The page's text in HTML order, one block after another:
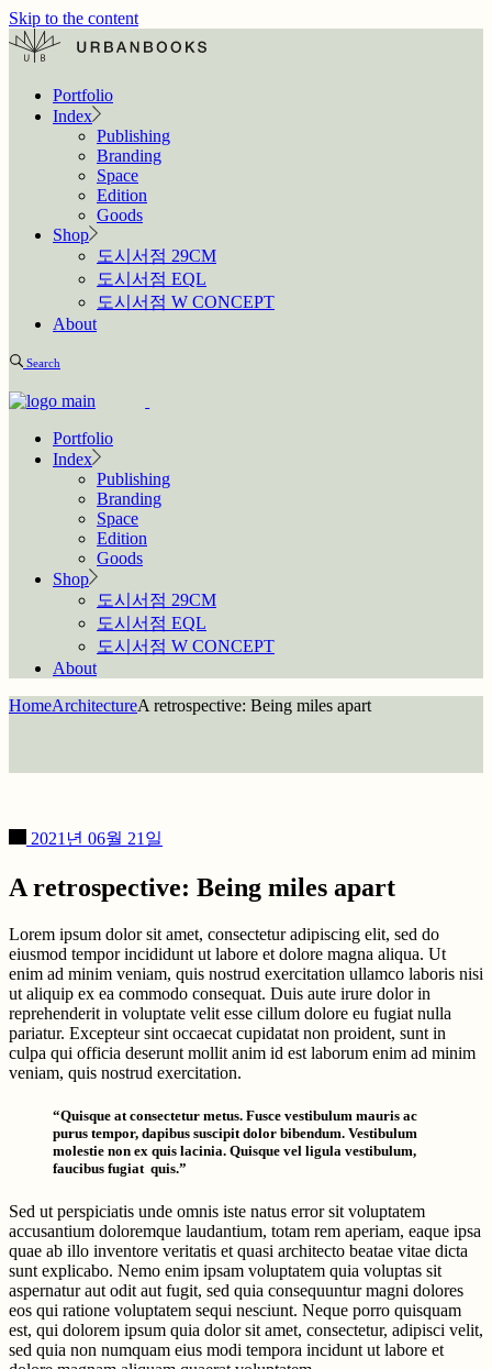
Skip to the content
Portfolio
Index
Publishing
Branding
Space
Edition
Goods
Shop
도시서점 29CM
도시서점 EQL
도시서점 W CONCEPT
About
Search
Portfolio
Index
Publishing
Branding
Space
Edition
Goods
Shop
도시서점 29CM
도시서점 EQL
도시서점 W CONCEPT
About
HomeArchitectureA retrospective: Being miles apart
2021년 06월 21일
A retrospective: Being miles apart
Lorem ipsum dolor sit amet, consectetur adipiscing elit, sed do
eiusmod tempor incididunt ut labore et dolore magna aliqua. Ut
enim ad minim veniam, quis nostrud exercitation ullamco laboris nisi
ut aliquip ex ea commodo consequat. Duis aute irure dolor in
reprehenderit in voluptate velit esse cillum dolore eu fugiat nulla
pariatur. Excepteur sint occaecat cupidatat non proident, sunt in
culpa qui officia deserunt mollit anim id est laborum enim ad minim
veniam, quis nostrud exercitation.
“Quisque at consectetur metus. Fusce vestibulum mauris ac
purus tempor, dapibus suscipit dolor bibendum. Vestibulum
molestie non ex quis lacinia. Quisque vel ligula vestibulum,
faucibus fugiat quis.”
Sed ut perspiciatis unde omnis iste natus error sit voluptatem
accusantium doloremque laudantium, totam rem aperiam, eaque ipsa
quae ab illo inventore veritatis et quasi architecto beatae vitae dicta
sunt explicabo. Nemo enim ipsam voluptatem quia voluptas sit
aspernatur aut odit aut fugit, sed quia consequuntur magni dolores
eos qui ratione voluptatem sequi nesciunt. Neque porro quisquam
est, qui dolorem ipsum quia dolor sit amet, consectetur, adipisci velit,
sed quia non numquam eius modi tempora incidunt ut labore et